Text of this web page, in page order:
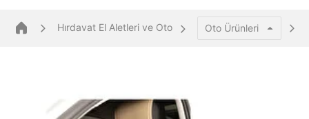
Hırdavat El Aletleri ve Oto Oto Ürünleri